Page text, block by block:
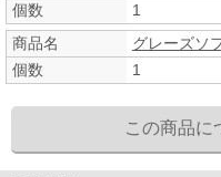
個数
1
商品名
グレーズソ
個数
1